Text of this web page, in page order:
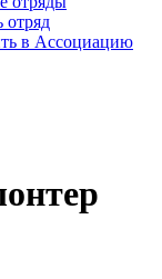
отряд
в Ассоциацию